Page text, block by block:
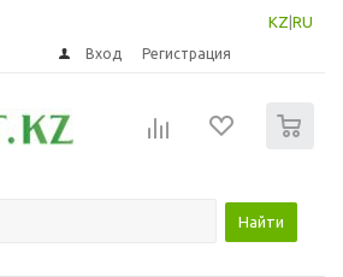
KZ RU
Вход Регистрация
Найти